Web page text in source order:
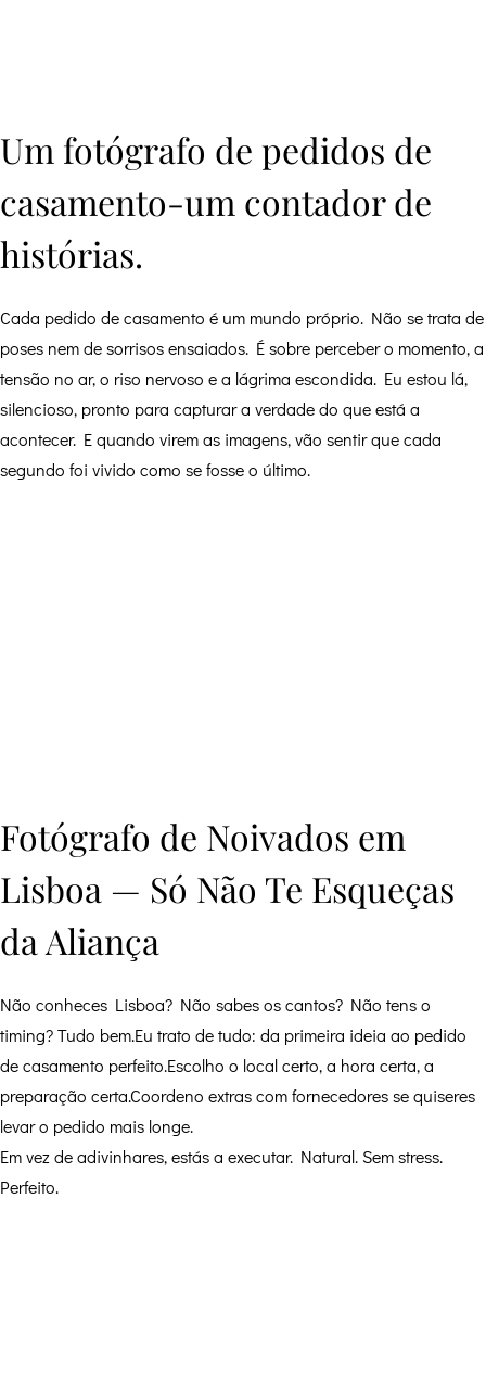
Um fotógrafo de pedidos de
casamento-um contador de
histórias.
Cada pedido de casamento é um mundo próprio. Não se trata de
poses nem de sorrisos ensaiados. É sobre perceber o momento, a
tensão no ar, o riso nervoso e a lágrima escondida. Eu estou lá,
silencioso, pronto para capturar a verdade do que está a
acontecer. E quando virem as imagens, vão sentir que cada
segundo foi vivido como se fosse o último.
Fotógrafo de Noivados em
Lisboa — Só Não Te Esqueças
da Aliança
Não conheces Lisboa? Não sabes os cantos? Não tens o
timing? Tudo bem.Eu trato de tudo: da primeira ideia ao pedido
de casamento perfeito.Escolho o local certo, a hora certa, a
preparação certa.Coordeno extras com fornecedores se quiseres
levar o pedido mais longe.
Em vez de adivinhares, estás a executar. Natural. Sem stress.
Perfeito.